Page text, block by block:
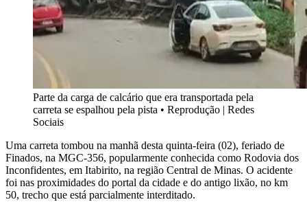
Parte da carga de calcário que era transportada pela
carreta se espalhou pela pista • Reprodução | Redes
Sociais
Uma carreta tombou na manhã desta quinta-feira (02), feriado de
Finados, na MGC-356, popularmente conhecida como Rodovia dos
Inconfidentes, em Itabirito, na região Central de Minas. O acidente
foi nas proximidades do portal da cidade e do antigo lixão, no km
50, trecho que está parcialmente interditado.